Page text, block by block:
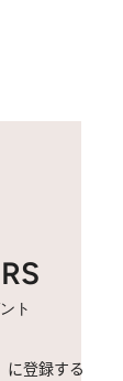
ト
に登録する